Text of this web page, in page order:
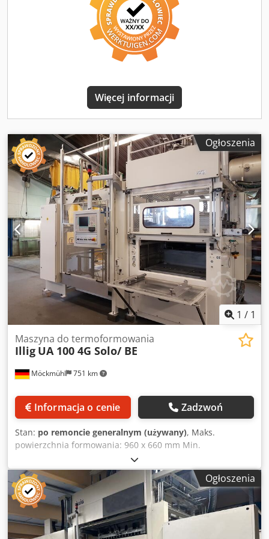
Więcej informacji
Ogłoszenia
1 / 1
Möckmühl 751 km
Maszyna do termoformowania
Illig UA 100 4G Solo/ BE
Informacja o cenie Zadzwoń
Stan: po remoncie generalnym (używany), Maks.
powierzchnia formowania: 960 x 660 mm Min.
powierzchnia formowania: 210 x 170 mm Maks. rozmiar
płyty: 1000 x 700 mm Min. rozmiar płyty: 310 x 210 mm
Maks. grubość płyty przy podawaniu ręcznym: 12 mm
Maks. grubość płyty przy podawaniu automatycznym: 10
mm Maks. wysokość narzędzia: 490 mm Maks. głębokość
tłoczenia: 300 mm (pozytywna/negatywna) Całkowita moc:
ok. 64,0 kW/115 A Wyposażenie techniczne: - Sterowanie
Ogłoszenia